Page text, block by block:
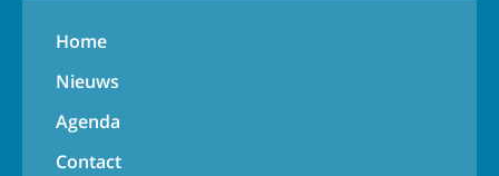
Home
Nieuws
Agenda
Contact